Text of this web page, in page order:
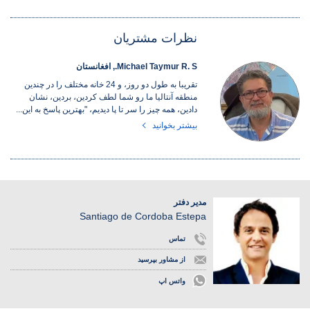
نظرات مشتریان
Michael Taymur R. S., افغانستان
تقریبا به طول دو روز، و 24 خانه مختلف را در چندین
منطقه آنتالیا ما رو شما لطف کردین، بردین، نشان
دادین، همه چیز را سر تا پا دیدیم، "بهترین پاسخ به این...
بیشتر بخوانید
مدیر دفتر
Santiago de Cordoba Estepa
تماس
از مشاور بپرسید
واتس اپ